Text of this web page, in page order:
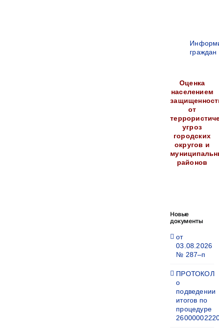
граждан
Оценка
населением
от
угроз
городских
округов и
районов
Новые
документы
от
03.08.2026
№ 287–п
ПРОТОКОЛ
о
подведении
итогов по
процедуре